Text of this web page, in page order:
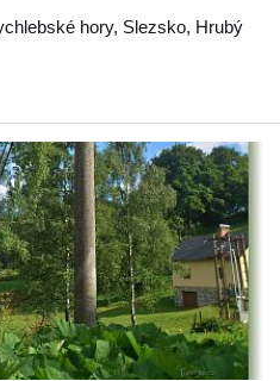
hory, Slezsko, Hrubý